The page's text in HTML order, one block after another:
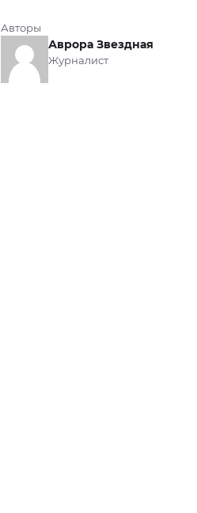
Авторы
Аврора Звездная
Журналист